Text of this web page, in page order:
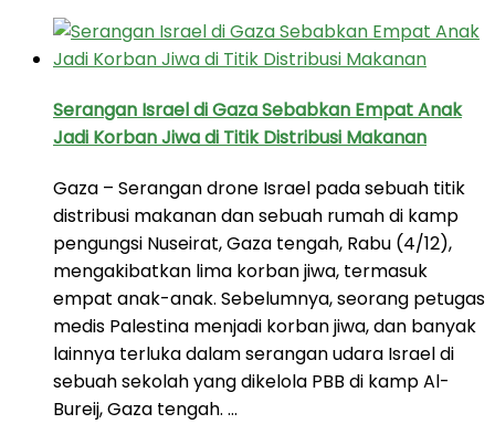
Serangan Israel di Gaza Sebabkan Empat Anak
Jadi Korban Jiwa di Titik Distribusi Makanan
Gaza – Serangan drone Israel pada sebuah titik
distribusi makanan dan sebuah rumah di kamp
pengungsi Nuseirat, Gaza tengah, Rabu (4/12),
mengakibatkan lima korban jiwa, termasuk
empat anak-anak. Sebelumnya, seorang petugas
medis Palestina menjadi korban jiwa, dan banyak
lainnya terluka dalam serangan udara Israel di
sebuah sekolah yang dikelola PBB di kamp Al-
Bureij, Gaza tengah. …